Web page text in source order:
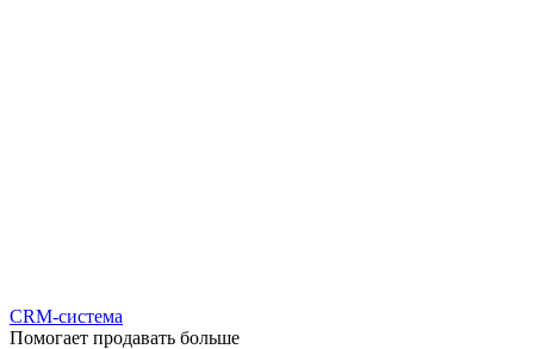
CRM-система
Помогает продавать больше